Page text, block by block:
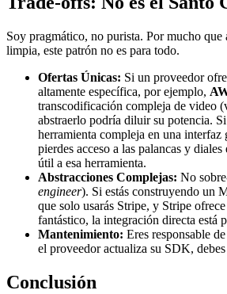
Soy pragmático, no purista. Por mucho que
limpia, este patrón no es para todo.
Ofertas Únicas: Si un proveedor
altamente específica, por ejemplo,
transcodificación compleja de video
abstraerlo podría diluir su potencia.
herramienta compleja en una interfaz
pierdes acceso a las palancas y
útil a esa herramienta.
Abstracciones Complejas: No
engineer). Si estás construyendo un
que solo usarás Stripe, y Stripe
fantástico, la integración directa está
Mantenimiento: Eres responsable
el proveedor actualiza su SDK,
Conclusión